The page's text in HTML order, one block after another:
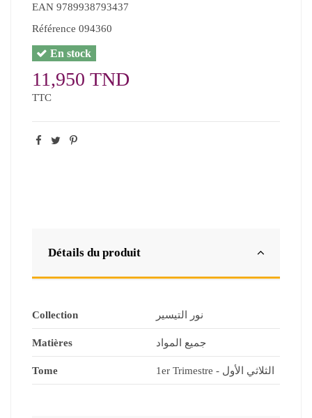
EAN 9789938793437
Référence 094360
En stock
11,950 TND
TTC
Détails du produit
Collection نور التيسير
Matières جميع المواد
Tome 1er Trimestre - الثلاثي الأول